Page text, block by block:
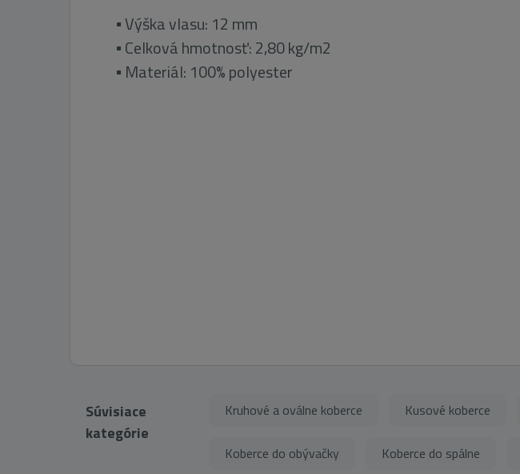
▪ Výška vlasu: 12 mm
▪ Celková hmotnosť: 2,80 kg/m2
▪ Materiál: 100% polyester
Súvisiace
kategórie
Kruhové a oválne koberce Kusové koberce
Koberce do obývačky Koberce do spálne